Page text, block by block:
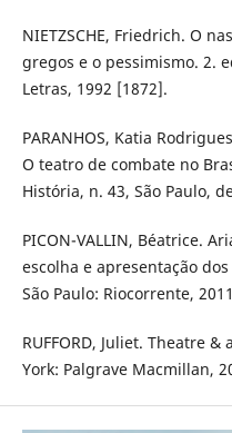
NIETZSCHE, Friedrich. O
gregos e o pessimismo. 2.
Letras, 1992 [1872].
PARANHOS, Katia
O teatro de combate no
História, n. 43, São Paulo,
PICON-VALLIN, Béatrice.
escolha e apresentação
São Paulo: Riocorrente,
RUFFORD, Juliet. Theatre
York: Palgrave Macmillan,